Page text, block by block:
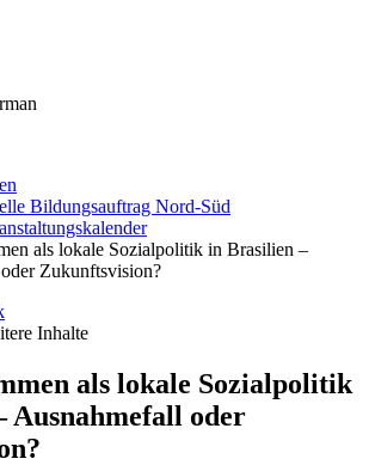
Bildungsauftrag Nord-Süd
als lokale Sozialpolitik in Brasilien –
Zukunftsvision?
Inhalte
als lokale Sozialpolitik
Ausnahmefall oder